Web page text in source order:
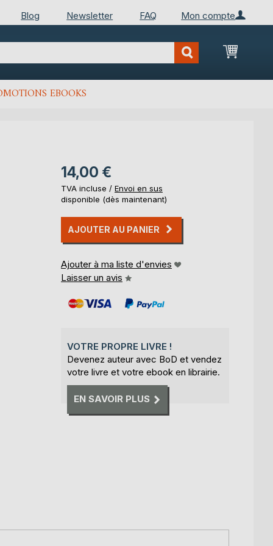
Mon compte
Blog Newsletter FAQ
Mon
EBOOKS
14,00 €
TVA incluse / Envoi en sus
disponible (dès maintenant)
AJOUTER AU PANIER
Ajouter à ma liste d'envies
Laisser un avis
VOTRE PROPRE LIVRE !
Devenez auteur avec BoD et vendez
votre livre et votre ebook en librairie.
EN SAVOIR PLUS